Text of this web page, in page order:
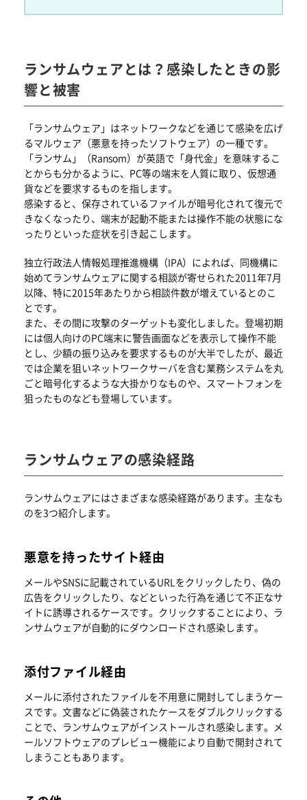
ランサムウェアとは？感染したときの影
響と被害
「ランサムウェア」はネットワークなどを通じて感染を広げ
るマルウェア（悪意を持ったソフトウェア）の一種です。
「ランサム」（Ransom）が英語で「身代金」を意味するこ
とからも分かるように、PC等の端末を人質に取り、仮想通
貨などを要求するものを指します。
感染すると、保存されているファイルが暗号化されて復元で
きなくなったり、端末が起動不能または操作不能の状態にな
ったりといった症状を引き起こします。
独立行政法人情報処理推進機構（IPA）によれば、同機構に
始めてランサムウェアに関する相談が寄せられた2011年7月
以降、特に2015年あたりから相談件数が増えているとのこ
とです。
また、その間に攻撃のターゲットも変化しました。登場初期
には個人向けのPC端末に警告画面などを表示して操作不能
とし、少額の振り込みを要求するものが大半でしたが、最近
では企業を狙いネットワークサーバを含む業務システムを丸
ごと暗号化するような大掛かりなものや、スマートフォンを
狙ったものなども登場しています。
ランサムウェアの感染経路
ランサムウェアにはさまざまな感染経路があります。主なも
のを3つ紹介します。
悪意を持ったサイト経由
メールやSNSに記載されているURLをクリックしたり、偽の
広告をクリックしたり、などといった行為を通じて不正なサ
イトに誘導されるケースです。クリックすることにより、ラ
ンサムウェアが自動的にダウンロードされ感染します。
添付ファイル経由
メールに添付されたファイルを不用意に開封してしまうケー
スです。文書などに偽装されたケースをダブルクリックする
ことで、ランサムウェアがインストールされ感染します。メ
ールソフトウェアのプレビュー機能により自動で開封されて
しまうこともあります。